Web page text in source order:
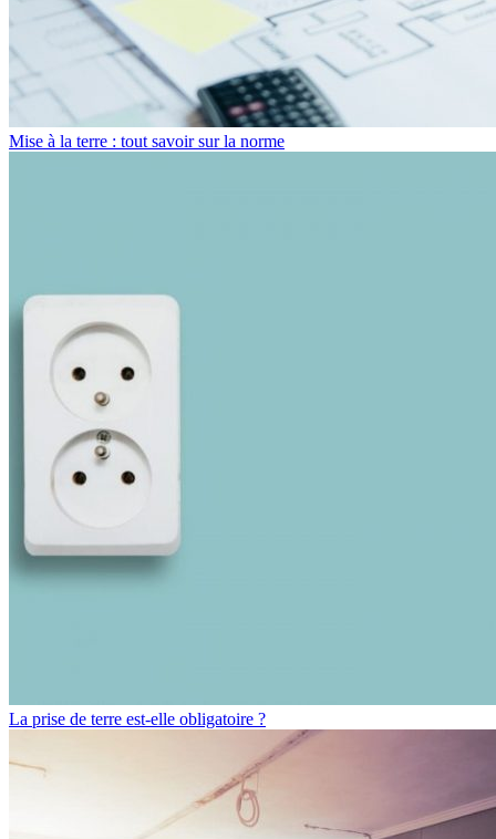
Mise à la terre : tout savoir sur la norme
La prise de terre est-elle obligatoire ?